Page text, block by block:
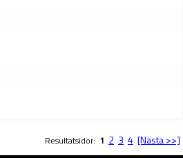
Resultatsidor: 1 2 3 4 [Nästa >>]